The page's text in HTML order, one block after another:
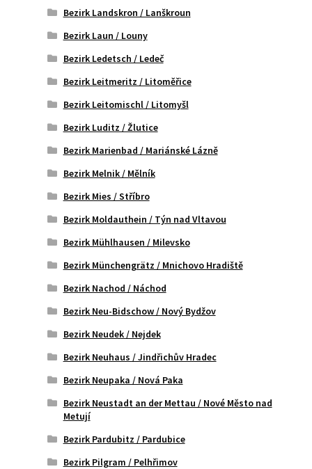
Bezirk Landskron / Lanškroun
Bezirk Laun / Louny
Bezirk Ledetsch / Ledeč
Bezirk Leitmeritz / Litoměřice
Bezirk Leitomischl / Litomyšl
Bezirk Luditz / Žlutice
Bezirk Marienbad / Mariánské Lázně
Bezirk Melnik / Mělník
Bezirk Mies / Stříbro
Bezirk Moldauthein / Týn nad Vltavou
Bezirk Mühlhausen / Milevsko
Bezirk Münchengrätz / Mnichovo Hradiště
Bezirk Nachod / Náchod
Bezirk Neu-Bidschow / Nový Bydžov
Bezirk Neudek / Nejdek
Bezirk Neuhaus / Jindřichův Hradec
Bezirk Neupaka / Nová Paka
Bezirk Neustadt an der Mettau / Nové Město nad
Metují
Bezirk Pardubitz / Pardubice
Bezirk Pilgram / Pelhřimov